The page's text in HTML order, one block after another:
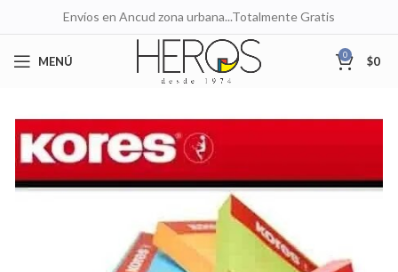
Envíos en Ancud zona urbana...Totalmente Gratis
MENÚ 0 $0